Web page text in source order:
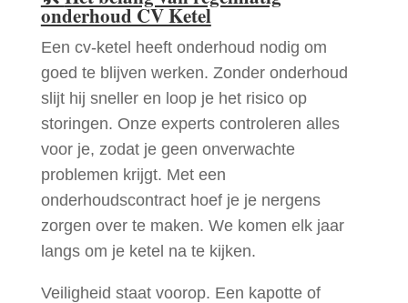
onderhoud CV Ketel
Een cv-ketel heeft onderhoud nodig om
goed te blijven werken. Zonder onderhoud
slijt hij sneller en loop je het risico op
storingen. Onze experts controleren alles
voor je, zodat je geen onverwachte
problemen krijgt. Met een
onderhoudscontract hoef je je nergens
zorgen over te maken. We komen elk jaar
langs om je ketel na te kijken.
Veiligheid staat voorop. Een kapotte of